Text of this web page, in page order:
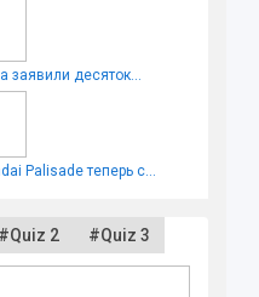
заявили десяток...
Palisade теперь с...
#Quiz 2 #Quiz 3